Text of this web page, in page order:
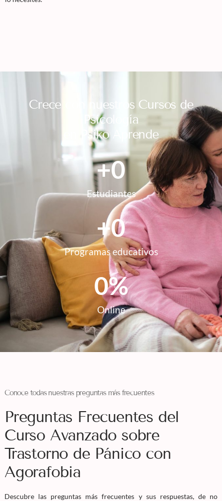
Crece con nuestros Cursos de
Psicología
en Psiko Aprende
Estudiantes
+0
Programas educativos
+0
Online
0%
Conoce todas nuestras preguntas más frecuentes
Preguntas Frecuentes del
Curso Avanzado sobre
Trastorno de Pánico con
Agorafobia
Descubre las preguntas más frecuentes y sus respuestas, de no